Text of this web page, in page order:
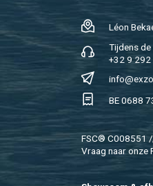
Léon
Tij­dens
+32 9 292
BE 0688
FSC® C008551
Vraag naar onze